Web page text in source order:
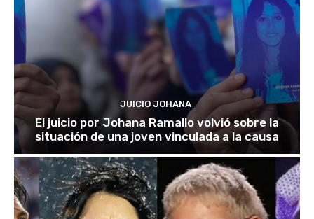
JUICIO JOHANA
El juicio por Johana Ramallo volvió sobre la
situación de una joven vinculada a la causa